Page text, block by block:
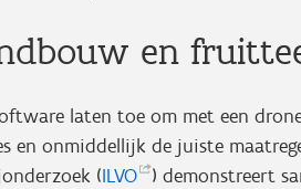
en
laten toe om met een
en onmiddellijk de juiste
(ILVO
) demonstreert